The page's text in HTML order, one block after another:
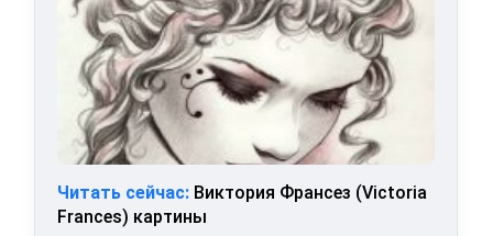
Читать сейчас: Виктория Франсез (Victoria
Frances) картины